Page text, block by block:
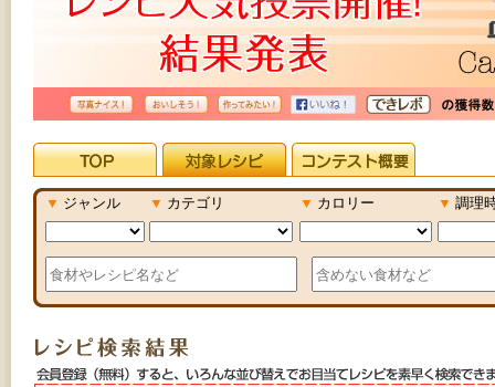
▼ ジャンル ▼ カテゴリ ▼ カロリー ▼ 調理